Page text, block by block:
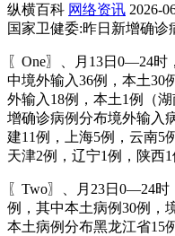
纵横百科 网络资讯 2026-
国家卫健委:昨日新增确诊
〖One〗、月13日0—24
中境外输入36例，本土30
外输入18例，本土1例（
增确诊病例分布境外输入
建11例，上海5例，云南5
天津2例，辽宁1例，陕西1
〖Two〗、月23日0—24
例，其中本土病例30例，
本土病例分布黑龙江省15